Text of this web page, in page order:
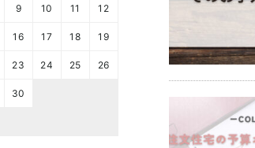
9 10 11 12
16 17 18 19
23 24 25 26
30